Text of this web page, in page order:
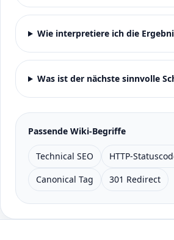
Wie interpretiere ich die
Was ist der nächste sinnvolle
Passende Wiki-Begriffe
Technical SEO
HTTP-
Canonical Tag
301 Redirect